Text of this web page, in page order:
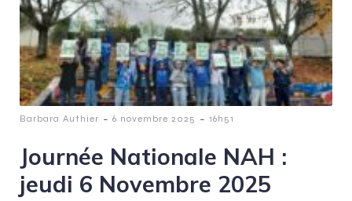
Barbara Authier - 6 novembre 2025 - 16h51
Journée Nationale NAH :
jeudi 6 Novembre 2025